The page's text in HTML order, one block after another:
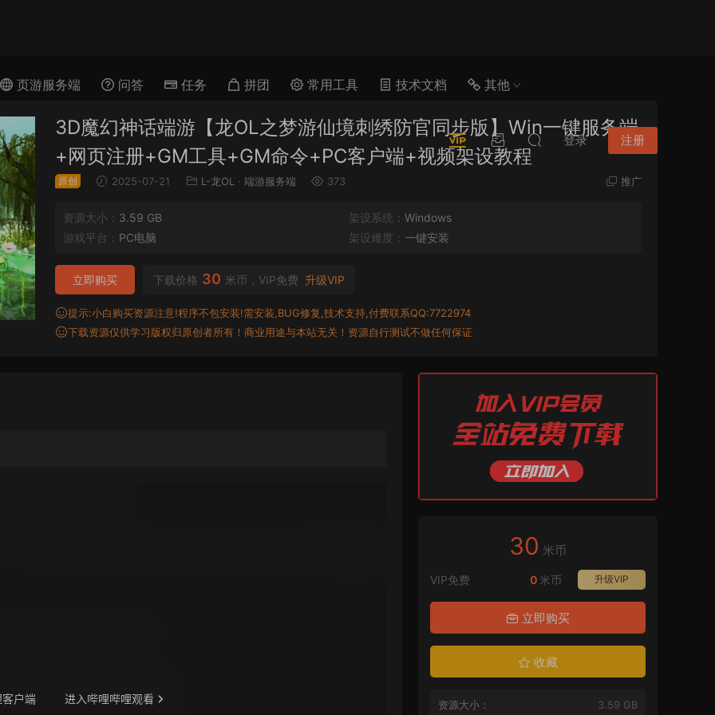
页游服务端 问答 任务 拼团 常用工具 技术文档 其他
登录 注册
3D魔幻神话端游【龙OL之梦游仙境刺绣防官同步版】Win一键服务端
+网页注册+GM工具+GM命令+PC客户端+视频架设教程
原创 2025-07-21 L-龙OL · 端游服务端 373 推广
资源大小： 3.59 GB 架设系统： Windows
游戏平台： PC电脑 架设难度： 一键安装
下载价格 30 米币，VIP免费 升级VIP
立即购买
提示:小白购买资源注意!程序不包安装!需安装,BUG修复,技术支持,付费联系QQ:7722974
下载资源仅供学习版权归原创者所有！商业用途与本站无关！资源自行测试不做任何保证
30 米币
VIP免费 升级VIP
0 米币
立即购买
收藏
资源大小： 3.59 GB